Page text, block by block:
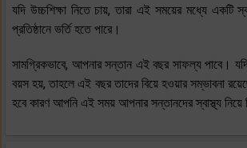
যদি উচ্চশিক্ষা নিতে চায়, তারা এই সময়ের মধ্যে একটি
প্রতিষ্ঠানে ভর্তি হতে পারে।
সামগ্রিকভাবে, আপনার সন্তান এই বছর সাফল্য পাবে।
বয়স হয়, তাহলে এই বছর তাদের বিয়ে হওয়ার সম্ভাবনা
হবে কারণ আপনি এই সময় আপনার সন্তানদের স্বাস্থ্য নিয়ে